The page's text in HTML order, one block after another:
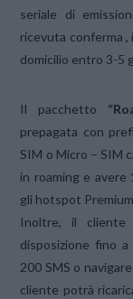
seriale di
ricevuta conferma
domicilio entro 3-5
Il pacchetto
prepagata con
SIM o Micro – SIM
in roaming e
gli hotspot
Inoltre, il
disposizione fino
200 SMS o
cliente potrà